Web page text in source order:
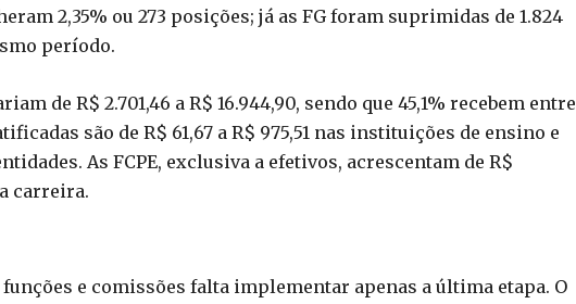
2,35% ou 273 posições; já as FG foram suprimidas de 1.824
período.
de R$ 2.701,46 a R$ 16.944,90, sendo que 45,1% recebem entre
são de R$ 61,67 a R$ 975,51 nas instituições de ensino e
As FCPE, exclusiva a efetivos, acrescentam de R$
carreira.
e comissões falta implementar apenas a última etapa. O